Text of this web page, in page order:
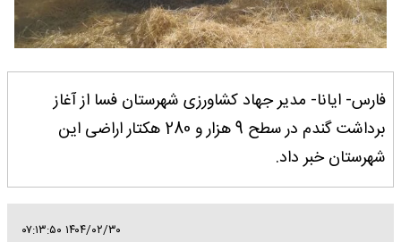
فارس- ایانا- مدیر جهاد کشاورزی شهرستان فسا از آغاز
برداشت گندم در سطح 9 هزار و 280 هکتار اراضی این
شهرستان خبر داد.
۱۴۰۴/۰۲/۳۰ ۰۷:۱۳:۵۰